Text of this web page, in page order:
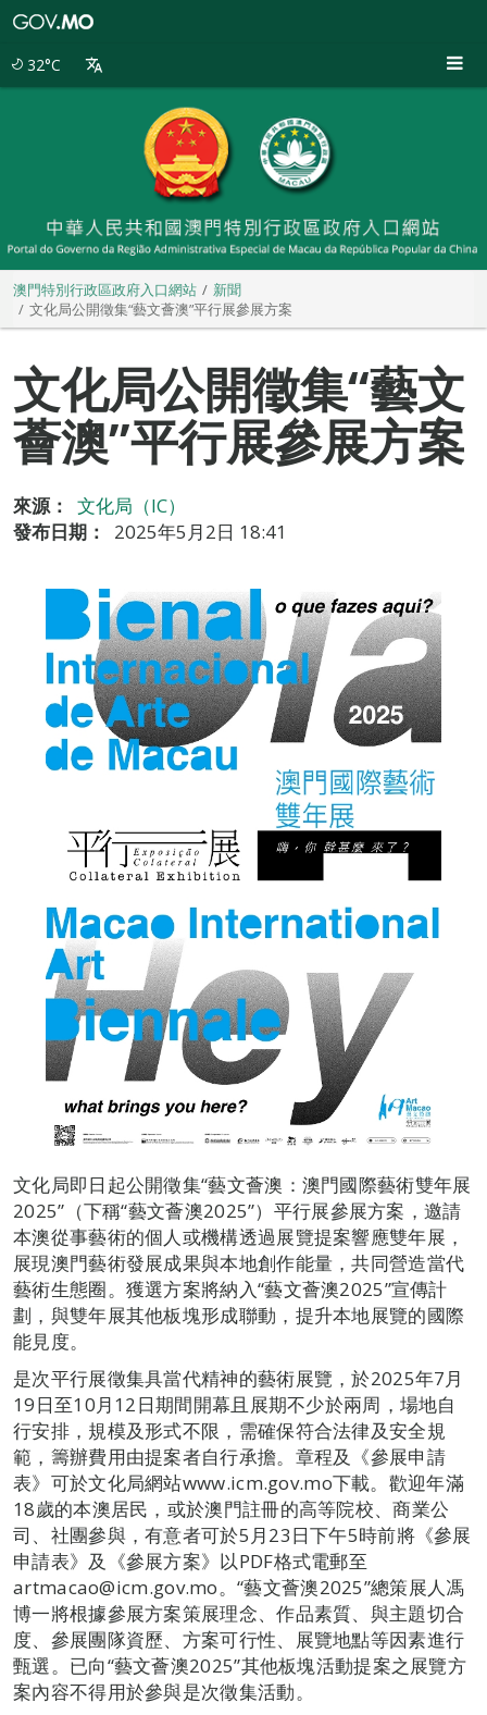
32°C
澳門特別行政區政府入口網站
新聞
文化局公開徵集“藝文薈澳”平行展參展方案
文化局公開徵集“藝文
薈澳”平行展參展方案
來源：
文化局（IC）
發布日期：
2025年5月2日 18:41
文化局即日起公開徵集“藝文薈澳：澳門國際藝術雙年展
2025”（下稱“藝文薈澳2025”）平行展參展方案，邀請
本澳從事藝術的個人或機構透過展覽提案響應雙年展，
展現澳門藝術發展成果與本地創作能量，共同營造當代
藝術生態圈。獲選方案將納入“藝文薈澳2025”宣傳計
劃，與雙年展其他板塊形成聯動，提升本地展覽的國際
能見度。
是次平行展徵集具當代精神的藝術展覽，於2025年7月
19日至10月12日期間開幕且展期不少於兩周，場地自
行安排，規模及形式不限，需確保符合法律及安全規
範，籌辦費用由提案者自行承擔。章程及《參展申請
表》可於文化局網站www.icm.gov.mo下載。歡迎年滿
18歲的本澳居民，或於澳門註冊的高等院校、商業公
司、社團參與，有意者可於5月23日下午5時前將《參展
申請表》及《參展方案》以PDF格式電郵至
artmacao@icm.gov.mo。“藝文薈澳2025”總策展人馮
博一將根據參展方案策展理念、作品素質、與主題切合
度、參展團隊資歷、方案可行性、展覽地點等因素進行
甄選。已向“藝文薈澳2025”其他板塊活動提案之展覽方
案內容不得用於參與是次徵集活動。